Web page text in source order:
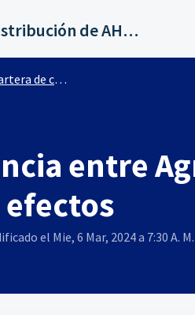
Servicios al canal de distribución de AHORA
de cobros y pagos
entre
el Mie, 6 Mar, 2024 a 7:30 A.